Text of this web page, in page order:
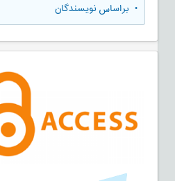
• براساس نویسندگان